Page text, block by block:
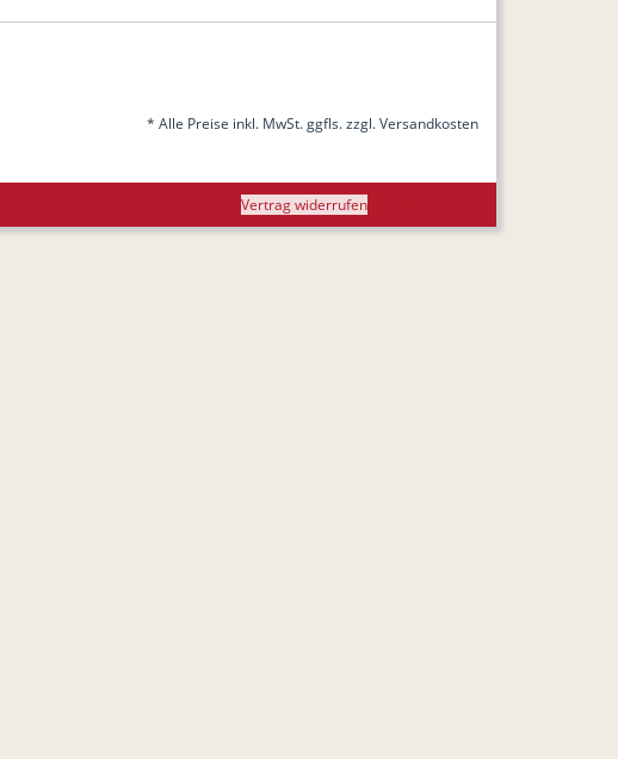
* Alle Preise inkl. MwSt. ggfls. zzgl. Versandkosten
Vertrag widerrufen